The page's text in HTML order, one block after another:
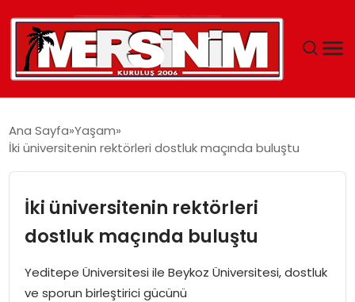
GÜNCEL
SAĞLIK
EĞITIM
Ana Sayfa Yaşam
İki üniversitenin rektörleri dostluk maçında buluştu
İki üniversitenin rektörleri
dostluk maçında buluştu
Yeditepe Üniversitesi ile Beykoz Üniversitesi, dostluk
ve sporun birleştirici gücünü